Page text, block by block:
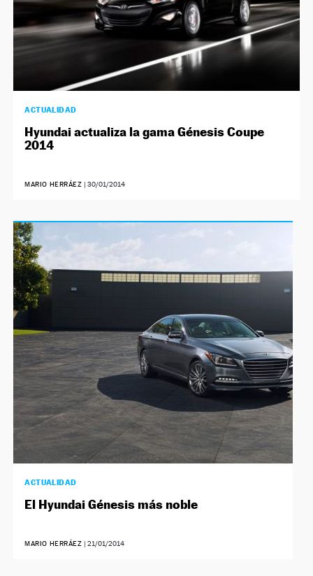
ACTUALIDAD
Hyundai actualiza la gama Génesis Coupe
2014
MARIO HERRÁEZ 30/01/2014
ACTUALIDAD
El Hyundai Génesis más noble
MARIO HERRÁEZ | 21/01/2014